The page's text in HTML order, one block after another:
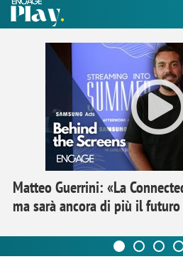
Matteo Guerrini: «La
ma sarà ancora di più il